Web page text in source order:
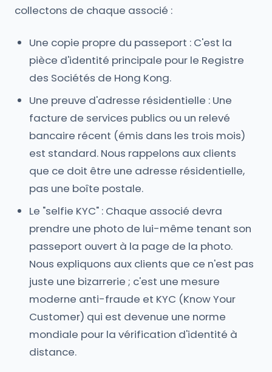
collectons de chaque associé :
Une copie propre du passeport : C'est la
pièce d'identité principale pour le Registre
des Sociétés de Hong Kong.
Une preuve d'adresse résidentielle : Une
facture de services publics ou un relevé
bancaire récent (émis dans les trois mois)
est standard. Nous rappelons aux clients
que ce doit être une adresse résidentielle,
pas une boîte postale.
Le "selfie KYC" : Chaque associé devra
prendre une photo de lui-même tenant son
passeport ouvert à la page de la photo.
Nous expliquons aux clients que ce n'est pas
juste une bizarrerie ; c'est une mesure
moderne anti-fraude et KYC (Know Your
Customer) qui est devenue une norme
mondiale pour la vérification d'identité à
distance.